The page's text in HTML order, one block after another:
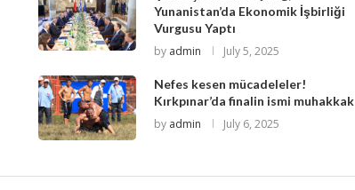
Yunanistan’da Ekonomik İşbirliği
Vurgusu Yaptı
by admin July 5, 2025
Nefes kesen mücadeleler!
Kırkpınar’da finalin ismi muhakkak
by admin July 6, 2025